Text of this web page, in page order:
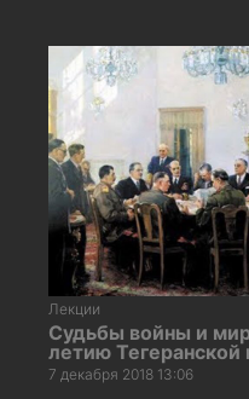
Лекции
Судьбы войны и
летию
7 декабря 2018 13:06